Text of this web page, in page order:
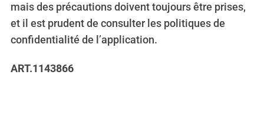
mais des précautions doivent toujours être prises,
et il est prudent de consulter les politiques de
confidentialité de l’application.
ART.1143866